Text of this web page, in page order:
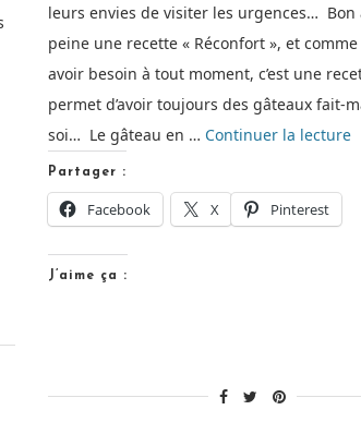
leurs envies de visiter les urgences… Bon
peine une recette « Réconfort », et
avoir besoin à tout moment, c’est une
permet d’avoir toujours des gâteaux fait-
soi… Le gâteau en … Continuer la lecturede
Partager :
Facebook X Pinterest
J’aime ça :